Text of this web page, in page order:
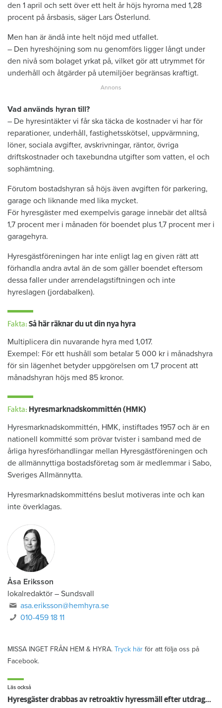
den 1 april och sett över ett helt år höjs hyrorna med 1,28
procent på årsbasis, säger Lars Österlund.
Men han är ändå inte helt nöjd med utfallet.
– Den hyreshöjning som nu genomförs ligger långt under
den nivå som bolaget yrkat på, vilket gör att utrymmet för
underhåll och åtgärder på utemiljöer begränsas kraftigt.
Vad används hyran till?
– De hyresintäkter vi får ska täcka de kostnader vi har för
reparationer, underhåll, fastighetsskötsel, uppvärmning,
löner, sociala avgifter, avskrivningar, räntor, övriga
driftskostnader och taxebundna utgifter som vatten, el och
sophämtning.
Förutom bostadshyran så höjs även avgiften för parkering,
garage och liknande med lika mycket.
För hyresgäster med exempelvis garage innebär det alltså
1,7 procent mer i månaden för boendet plus 1,7 procent mer i
garagehyra.
Hyresgästföreningen har inte enligt lag en given rätt att
förhandla andra avtal än de som gäller boendet eftersom
dessa faller under arrendelagstiftningen och inte
hyreslagen (jordabalken).
Fakta: Så här räknar du ut din nya hyra
Multiplicera din nuvarande hyra med 1,017.
Exempel: För ett hushåll som betalar 5 000 kr i månadshyra
för sin lägenhet betyder uppgörelsen om 1,7 procent att
månadshyran höjs med 85 kronor.
Fakta: Hyresmarknadskommittén (HMK)
Hyresmarknadskommittén, HMK, instiftades 1957 och är en
nationell kommitté som prövar tvister i samband med de
årliga hyresförhandlingar mellan Hyresgästföreningen och
de allmännyttiga bostadsföretag som är medlemmar i Sabo,
Sveriges Allmännytta.
Hyresmarknadskommitténs beslut motiveras inte och kan
inte överklagas.
Åsa Eriksson
lokalredaktör – Sundsvall
asa.eriksson@hemhyra.se
010-459 18 11
MISSA INGET FRÅN HEM & HYRA. Tryck här för att följa oss på
Facebook.
Läs också
Hyresgäster drabbas av retroaktiv hyressmäll efter utdragen tvist: ”Höjningen blev för stor”